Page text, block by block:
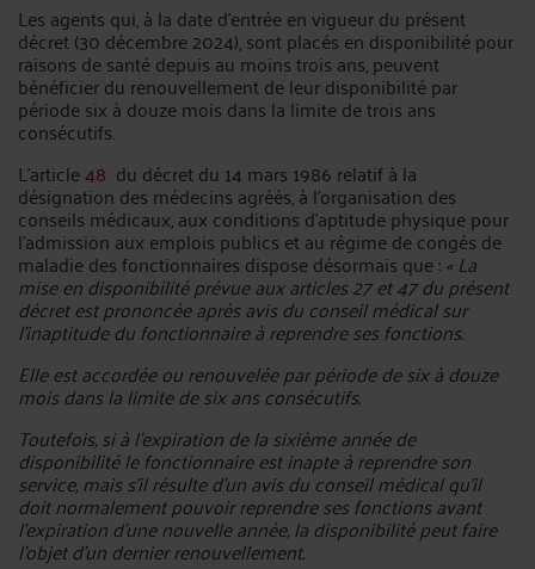
Les agents qui, à la date d'entrée en vigueur du présent
décret (30 décembre 2024), sont placés en disponibilité pour
raisons de santé depuis au moins trois ans, peuvent
bénéficier du renouvellement de leur disponibilité par
période six à douze mois dans la limite de trois ans
consécutifs.
L’article48 du décret du 14 mars 1986 relatif à la
désignation des médecins agréés, à l'organisation des
conseils médicaux, aux conditions d'aptitude physique pour
l'admission aux emplois publics et au régime de congés de
maladie des fonctionnaires dispose désormais que :« La
mise en disponibilité prévue aux articles 27 et 47 du présent
décret est prononcée après avis du conseil médical sur
l'inaptitude du fonctionnaire à reprendre ses fonctions.
Elle est accordée ou renouvelée par période de six à douze
mois dans la limite de six ans consécutifs.
Toutefois, si à l'expiration de la sixième année de
disponibilité le fonctionnaire est inapte à reprendre son
service, mais s'il résulte d'un avis du conseil médical qu'il
doit normalement pouvoir reprendre ses fonctions avant
l'expiration d'une nouvelle année, la disponibilité peut faire
l'objet d'un dernier renouvellement.